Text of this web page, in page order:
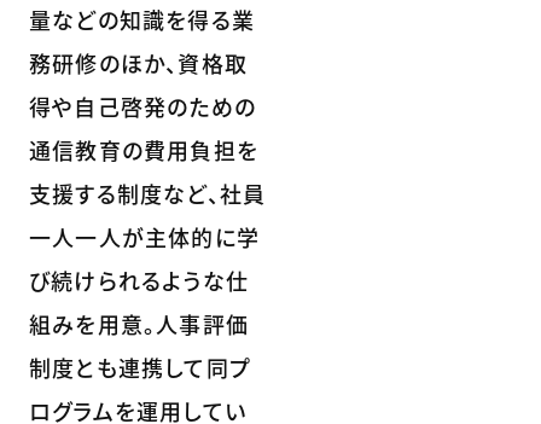
量などの知識を得る業
務研修のほか、資格取
得や自己啓発のための
通信教育の費用負担を
支援する制度など、社員
一人一人が主体的に学
び続けられるような仕
組みを用意。人事評価
制度とも連携して同プ
ログラムを運用してい